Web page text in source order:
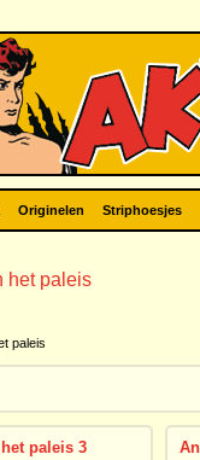
Originelen Striphoesjes
het paleis
paleis
paleis 3